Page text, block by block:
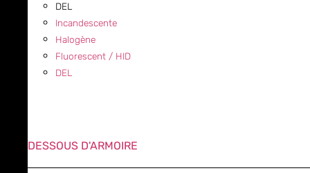
DEL
Incandescente
Halogène
Fluorescent / HID
DEL
DESSOUS D'ARMOIRE